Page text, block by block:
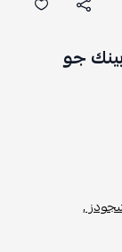
بينك جو
,